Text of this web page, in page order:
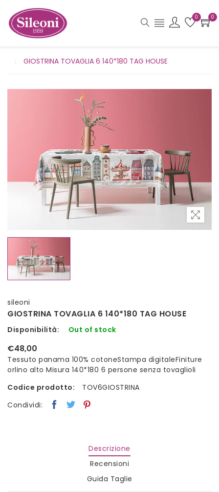
0 0
GIOSTRINA TOVAGLIA 6 140*180 TAG HOUSE
sileoni
GIOSTRINA TOVAGLIA 6 140*180 TAG HOUSE
Disponibilità: Out of stock
€48,00
Tessuto panama 100% cotoneStampa digitaleFiniture
orlino alto Misura 140*180 6 persone senza tovaglioli
Codice prodotto:
TOV6GIOSTRINA
Condividi:
Descrizione
Recensioni
Guida Taglie